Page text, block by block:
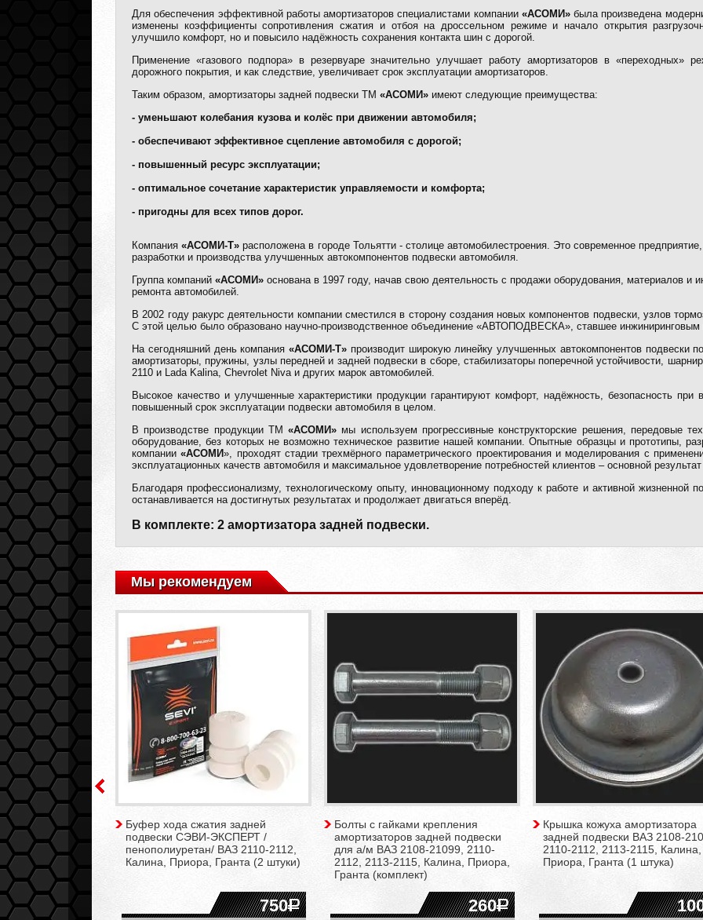
Для обеспечения эффективной работы амортизаторов специалистами компании «АСОМИ»была произведена
изменены коэффициенты сопротивления сжатия и отбоя на дроссельном режиме и начало открытия
улучшило комфорт, но и повысило надёжность сохранения контакта шин с дорогой.
Применение «газового подпора» в резервуаре значительно улучшает работу амортизаторов в «переходных»
дорожного покрытия, и как следствие, увеличивает срок эксплуатации амортизаторов.
Таким образом, амортизаторы задней подвески ТМ «АСОМИ» имеют следующие преимущества:
- уменьшают колебания кузова и колёс при движении автомобиля;
- обеспечивают эффективное сцепление автомобиля с дорогой;
- повышенный ресурс эксплуатации;
- оптимальное сочетание характеристик управляемости и комфорта;
- пригодны для всех типов дорог.
Компания«АСОМИ-Т» расположена в городе Тольятти - столице автомобилестроения. Это современное
разработки и производства улучшенных автокомпонентов подвески автомобиля.
Группа компаний «АСОМИ» основана в 1997 году, начав свою деятельность с продажи оборудования, материалов и
ремонта автомобилей.
В 2002 году ракурс деятельности компании сместился в сторону создания новых компонентов подвески, узлов
С этой целью было образовано научно-производственное объединение «АВТОПОДВЕСКА», ставшее инжиниринговым
На сегодняшний день компания «АСОМИ-Т» производит широкую линейку улучшенных автокомпонентов подвески
амортизаторы, пружины, узлы передней и задней подвески в сборе, стабилизаторы поперечной устойчивости,
2110 и Lada Kalina, Chevrolet Niva и других марок автомобилей.
Высокое качество и улучшенные характеристики продукции гарантируют комфорт, надёжность, безопасность
повышенный срок эксплуатации подвески автомобиля в целом.
В производстве продукции ТМ«АСОМИ» мы используем прогрессивные конструкторские решения, передовые
оборудование, без которых не возможно техническое развитие нашей компании. Опытные образцы и прототипы,
компании«АСОМИ», проходят стадии трехмёрного параметрического проектирования и моделирования с
эксплуатационных качеств автомобиля и максимальное удовлетворение потребностей клиентов – основной
Благодаря профессионализму, технологическому опыту, инновационному подходу к работе и активной жизненной
останавливается на достигнутых результатах и продолжает двигаться вперёд.
В комплекте: 2 амортизатора задней подвески.
Мы рекомендуем
подвески
с занижением
2108-21099,
Калина,
штуки)
4200
Буфер хода сжатия задней
подвески СЭВИ-ЭКСПЕРТ /
пенополиуретан/ ВАЗ 2110-2112,
Калина, Приора, Гранта (2 штуки)
750
Болты с гайками крепления
амортизаторов задней подвески
для а/м ВАЗ 2108-21099, 2110-
2112, 2113-2115, Калина, Приора,
Гранта (комплект)
260
Крышка кожуха амортизатора
задней подвески ВАЗ 2108-
2110-2112, 2113-2115, Калина,
Приора, Гранта (1 штука)